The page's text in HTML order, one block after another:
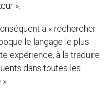
».
à « rechercher
le langage le plus
expérience, à la traduire
dans toutes les